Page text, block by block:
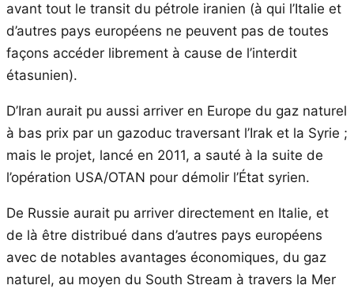
avant tout le transit du pétrole iranien (à qui l’Italie et
d’autres pays européens ne peuvent pas de toutes
façons accéder librement à cause de l’interdit
étasunien).
D’Iran aurait pu aussi arriver en Europe du gaz naturel
à bas prix par un gazoduc traversant l’Irak et la Syrie ;
mais le projet, lancé en 2011, a sauté à la suite de
l’opération USA/OTAN pour démolir l’État syrien.
De Russie aurait pu arriver directement en Italie, et
de là être distribué dans d’autres pays européens
avec de notables avantages économiques, du gaz
naturel, au moyen du South Stream à travers la Mer